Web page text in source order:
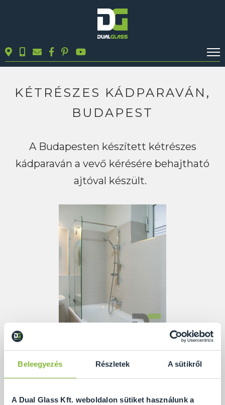
Beleegyezés Részletek A sütikről
A Dual Glass Kft. weboldalon sütiket használunk a
TERMÉKEK
KAPCSOLAT
KÉTRÉSZES KÁDPARAVÁN,
BUDAPEST
A Budapesten készített kétrészes
kádparaván a vevő kérésére behajtható
ajtóval készült.